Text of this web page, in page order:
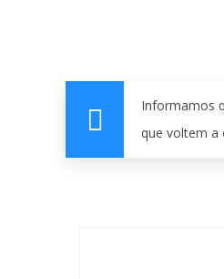
Informamos
que voltem a